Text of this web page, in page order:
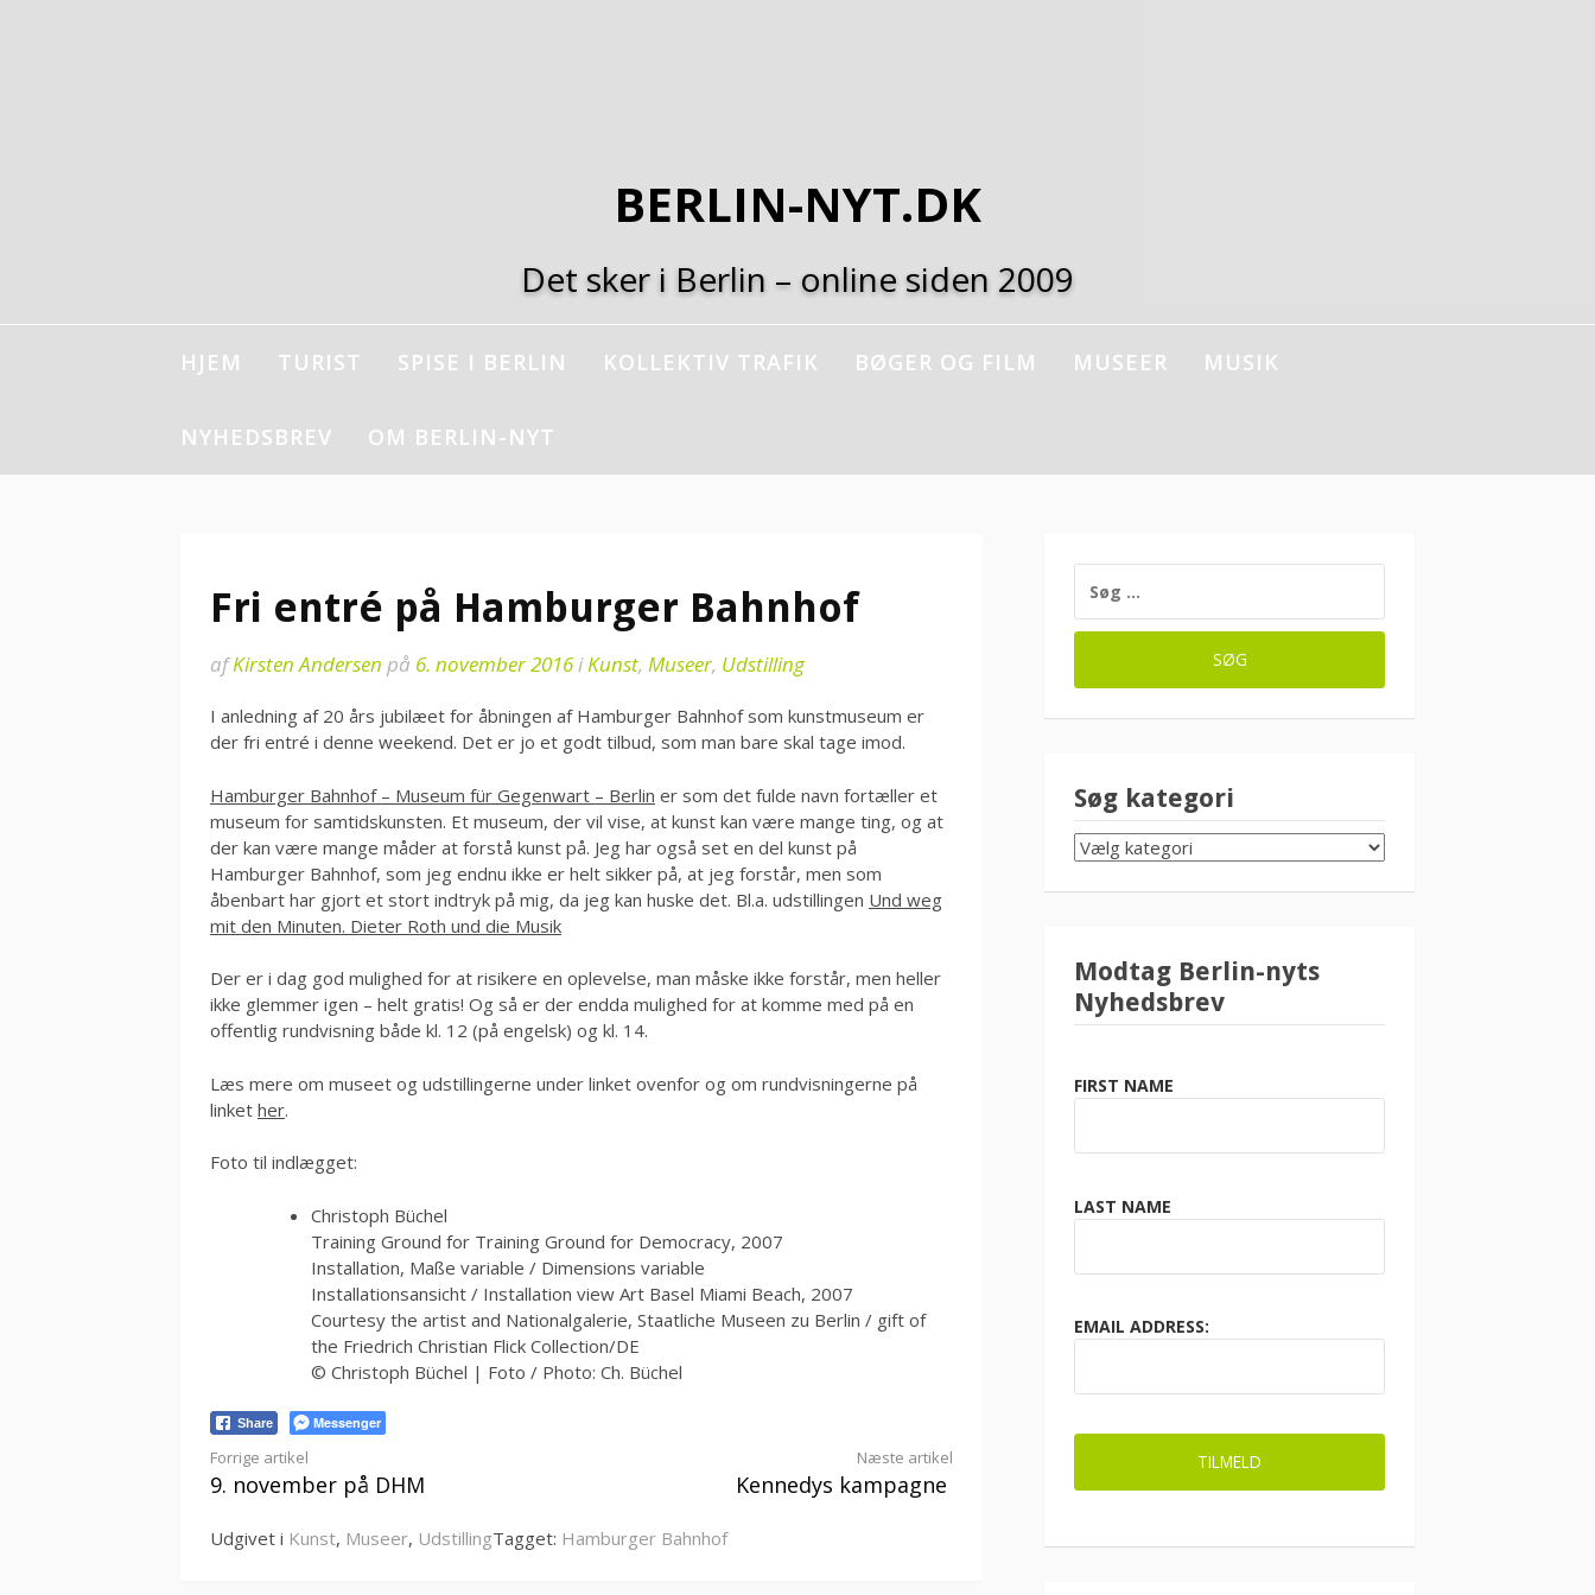
BERLIN-NYT.DK
Det sker i Berlin – online siden 2009
HJEM TURIST SPISE I BERLIN KOLLEKTIV TRAFIK BØGER OG FILM MUSEER MUSIK
NYHEDSBREV OM BERLIN-NYT
Fri entré på Hamburger Bahnhof
afKirsten Andersen på 6. november 2016iKunst, Museer, Udstilling
I anledning af 20 års jubilæet for åbningen af Hamburger Bahnhof som kunstmuseum er
der fri entré i denne weekend. Det er jo et godt tilbud, som man bare skal tage imod.
Hamburger Bahnhof – Museum für Gegenwart – Berlin er som det fulde navn fortæller et
museum for samtidskunsten. Et museum, der vil vise, at kunst kan være mange ting, og at
der kan være mange måder at forstå kunst på. Jeg har også set en del kunst på
Hamburger Bahnhof, som jeg endnu ikke er helt sikker på, at jeg forstår, men som
åbenbart har gjort et stort indtryk på mig, da jeg kan huske det. Bl.a. udstillingen Und weg
mit den Minuten. Dieter Roth und die Musik
Der er i dag god mulighed for at risikere en oplevelse, man måske ikke forstår, men heller
ikke glemmer igen – helt gratis! Og så er der endda mulighed for at komme med på en
offentlig rundvisning både kl. 12 (på engelsk) og kl. 14.
Læs mere om museet og udstillingerne under linket ovenfor og om rundvisningerne på
linket her.
Foto til indlægget:
Christoph Büchel
Training Ground for Training Ground for Democracy, 2007
Installation, Maße variable / Dimensions variable
Installationsansicht / Installation view Art Basel Miami Beach, 2007
Courtesy the artist and Nationalgalerie, Staatliche Museen zu Berlin / gift of
the Friedrich Christian Flick Collection/DE
© Christoph Büchel | Foto / Photo: Ch. Büchel
Share Messenger
Læs
Forrige artikel
9. november på DHM
Næste artikel
Kennedys kampagne
Udgivet i Kunst, Museer, UdstillingTagget: Hamburger Bahnhof
EFTER:
Søg kategori
SØG
KATEGORI
Modtag Berlin-nyts
Nyhedsbrev
FIRST NAME
LAST NAME
EMAIL ADDRESS: